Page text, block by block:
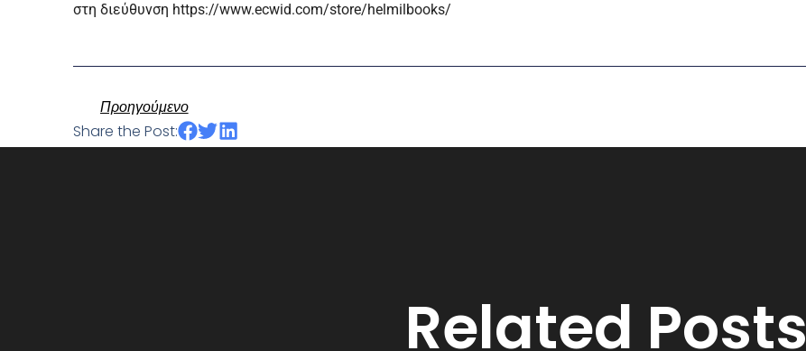
στη διεύθυνση https://www.ecwid.com/store/helmilbooks/
Προηγούμενο
Share the Post:
Related Posts